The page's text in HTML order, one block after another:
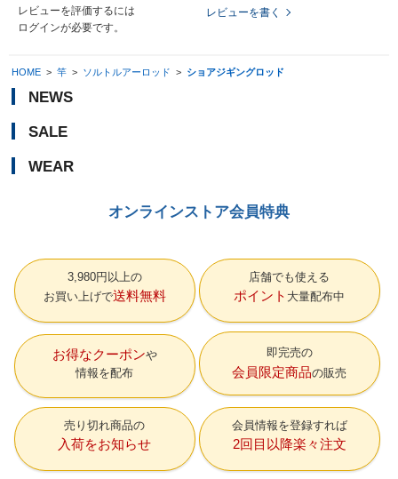
レビューを評価するには
ログインが必要です。
レビューを書く
HOME > 竿 > ソルトルアーロッド > ショアジギングロッド
NEWS
SALE
WEAR
オンラインストア会員特典
3,980円以上の
お買い上げで送料無料
店舗でも使える
ポイント 大量配布中
お得なクーポン
情報を配布
即完売の
会員限定商品の販売
売り切れ商品の
入荷をお知らせ
会員情報を登録すれば
2回目以降楽々注文